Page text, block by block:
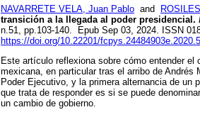
NAVARRETE VELA, Juan Pablo and
transición a la llegada al poder presidencial.
n.51, pp.103-140. Epub Sep 03, 2024. ISSN
https://doi.org/10.22201/
Este artículo reflexiona sobre cómo entender
mexicana, en particular tras el arribo de Andrés
Poder Ejecutivo, y la primera alternancia de un
que trata de responder es si se puede
un cambio de gobierno.